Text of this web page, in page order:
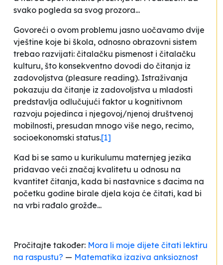
svako pogleda sa svog prozora...
Govoreći o ovom problemu jasno uočavamo dvije
vještine koje bi škola, odnosno obrazovni sistem
trebao razvijati: čitalačku pismenost i čitalačku
kulturu, što konsekventno dovodi do čitanja iz
zadovoljstva (pleasure reading). Istraživanja
pokazuju da čitanje iz zadovoljstva u mladosti
predstavlja odlučujući faktor u kognitivnom
razvoju pojedinca i njegovoj/njenoj društvenoj
mobilnosti, presudan mnogo više nego, recimo,
socioekonomski status.[1]
Kad bi se samo u kurikulumu maternjeg jezika
pridavao veći značaj kvalitetu u odnosu na
kvantitet čitanja, kada bi nastavnice s đacima na
početku godine birale djela koja će čitati, kad bi
na vrbi rađalo grožđe...
Pročitajte također: Mora li moje dijete čitati lektiru
na raspustu? — Matematika izaziva anksioznost